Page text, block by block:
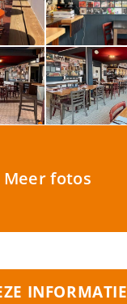
Meer fotos
INFORMATIE